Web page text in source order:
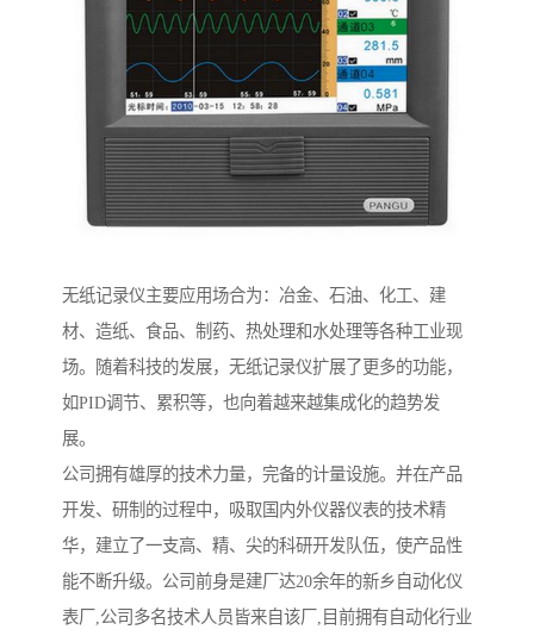
无纸记录仪主要应用场合为：冶金、石油、化工、建
材、造纸、食品、制药、热处理和水处理等各种工业现
场。随着科技的发展，无纸记录仪扩展了更多的功能，
如PID调节、累积等，也向着越来越集成化的趋势发
展。
公司拥有雄厚的技术力量，完备的计量设施。并在产品
开发、研制的过程中，吸取国内外仪器仪表的技术精
华，建立了一支高、精、尖的科研开发队伍，使产品性
能不断升级。公司前身是建厂达20余年的新乡自动化仪
表厂,公司多名技术人员皆来自该厂,目前拥有自动化行业